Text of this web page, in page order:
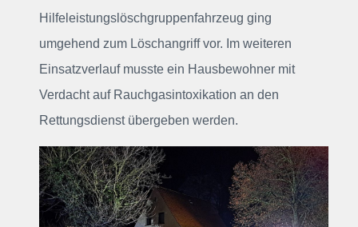
Hilfeleistungslöschgruppenfahrzeug ging
umgehend zum Löschangriff vor. Im weiteren
Einsatzverlauf musste ein Hausbewohner mit
Verdacht auf Rauchgasintoxikation an den
Rettungsdienst übergeben werden.